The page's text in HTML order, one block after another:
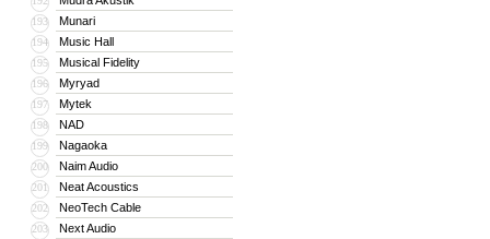
193 Munari
194 Music Hall
195 Musical Fidelity
196 Myryad
197 Mytek
198 NAD
199 Nagaoka
200 Naim Audio
201 Neat Acoustics
202 NeoTech Cable
203 Next Audio